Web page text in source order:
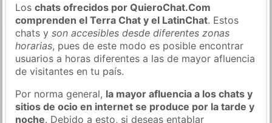
Loschats ofrecidos por QuieroChat.Com
comprenden el Terra Chat y el LatinChat. Estos
chats yson accesibles desde diferentes zonas
horarias, pues de este modo es posible encontrar
usuarios a horas diferentes a las de mayor afluencia
de visitantes en tu país.
Por norma general, la mayor afluencia a los chats y
sitios de ocio en internet se produce por la tarde y
noche. Debido a esto, si deseas entablar